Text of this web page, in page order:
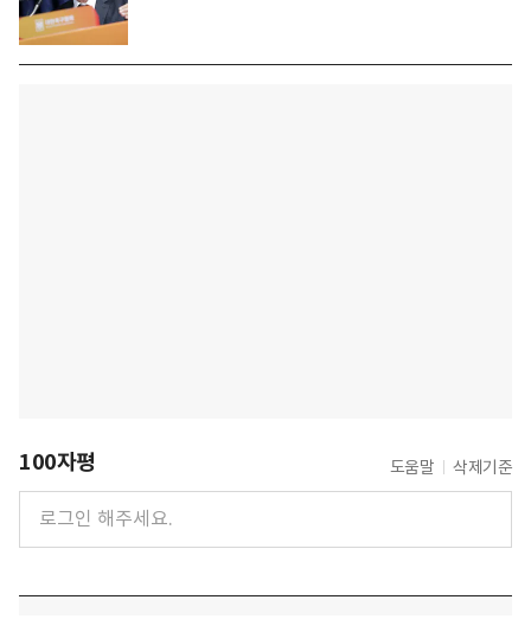
100자평 도움말 삭제기준